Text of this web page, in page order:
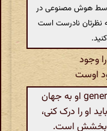
هوش مصنوعی در
نظرتان نادرست است
وجود
اوست
هوش مصنوعی: بخشش و generosity او به جهان
او را درک کنی،
بخشش است.